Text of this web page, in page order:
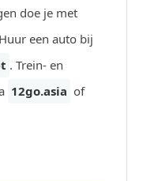
doe je met
een auto bij
. Trein- en
12go.asia of